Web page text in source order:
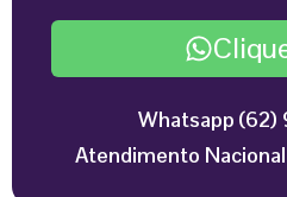
Whatsapp (62)
Atendimento